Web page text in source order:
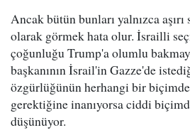
Ancak bütün bunları yalnızca
olarak görmek hata olur. İsrailli
çoğunluğu Trump'a olumlu
başkanının İsrail'in Gazze'de
özgürlüğünün herhangi bir biçimde
gerektiğine inanıyorsa ciddi
düşünüyor.